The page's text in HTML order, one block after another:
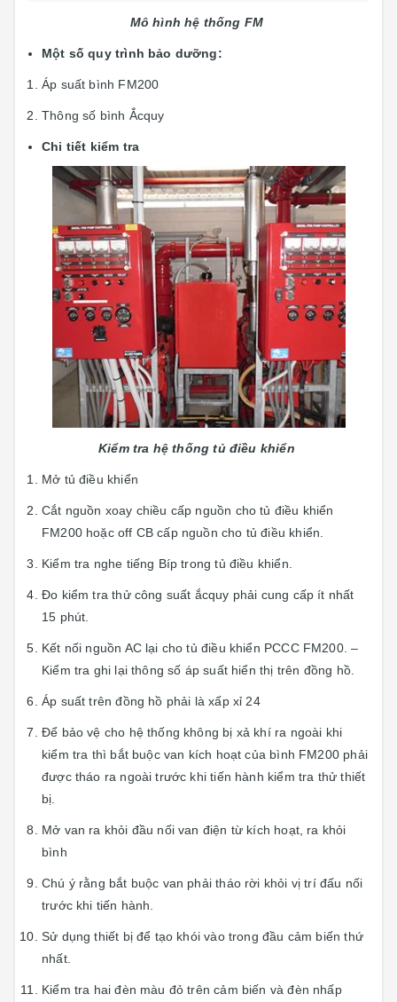
Mô hình hệ thống FM
Một số quy trình bảo dưỡng:
Áp suất bình FM200
Thông số bình Ắcquy
Chi tiết kiểm tra
Kiểm tra hệ thống tủ điều khiển
Mở tủ điều khiển
Cắt nguồn xoay chiều cấp nguồn cho tủ điều khiển
FM200 hoặc off CB cấp nguồn cho tủ điều khiển.
Kiểm tra nghe tiếng Bíp trong tủ điều khiển.
Đo kiểm tra thử công suất ắcquy phải cung cấp ít nhất
15 phút.
Kết nối nguồn AC lại cho tủ điều khiển PCCC FM200. –
Kiểm tra ghi lại thông số áp suất hiển thị trên đồng hồ.
Áp suất trên đồng hồ phải là xấp xỉ 24
Để bảo vệ cho hệ thống không bị xả khí ra ngoài khi
kiểm tra thì bắt buộc van kích hoạt của bình FM200 phải
được tháo ra ngoài trước khi tiến hành kiểm tra thử thiết
bị.
Mở van ra khỏi đầu nối van điện từ kích hoạt, ra khỏi
bình
Chú ý rằng bắt buộc van phải tháo rời khỏi vị trí đấu nối
trước khi tiến hành.
Sử dụng thiết bị để tạo khói vào trong đầu cảm biến thứ
nhất.
Kiểm tra hai đèn màu đỏ trên cảm biến và đèn nhấp